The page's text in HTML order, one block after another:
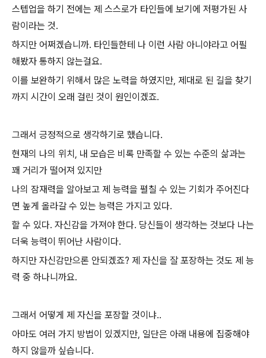
스텝업을 하기 전에는 제 스스로가 타인들에 보기에 저평가된 사
람이라는 것.
하지만 어쩌겠습니까. 타인들한테 나 이런 사람 아니야라고 어필
해봤자 통하지 않는걸요.
이를 보완하기 위해서 많은 노력을 하였지만, 제대로 된 길을 찾기
까지 시간이 오래 걸린 것이 원인이겠죠.
그래서 긍정적으로 생각하기로 했습니다.
현재의 나의 위치, 내 모습은 비록 만족할 수 있는 수준의 삶과는
꽤 거리가 떨어져 있지만
나의 잠재력을 알아보고 제 능력을 펼칠 수 있는 기회가 주어진다
면 높게 올라갈 수 있는 능력은 가지고 있다.
할 수 있다. 자신감을 가져야 한다. 당신들이 생각하는 것보다 나는
더욱 능력이 뛰어난 사람이다.
하지만 자신감만으론 안되겠죠? 제 자신을 잘 포장하는 것도 제 능
력 중 하나니까요.
그래서 어떻게 제 자신을 포장할 것이냐..
아마도 여러 가지 방법이 있겠지만, 일단은 아래 내용에 집중해야
하지 않을까 싶습니다.